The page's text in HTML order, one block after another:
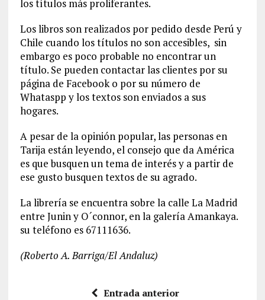
los títulos más proliferantes.
Los libros son realizados por pedido desde Perú y
Chile cuando los títulos no son accesibles, sin
embargo es poco probable no encontrar un
título. Se pueden contactar las clientes por su
página de Facebook o por su número de
Whataspp y los textos son enviados a sus
hogares.
A pesar de la opinión popular, las personas en
Tarija están leyendo, el consejo que da América
es que busquen un tema de interés y a partir de
ese gusto busquen textos de su agrado.
La librería se encuentra sobre la calle La Madrid
entre Junin y O´connor, en la galería Amankaya.
su teléfono es 67111636.
(Roberto A. Barriga/El Andaluz)
Entrada anterior